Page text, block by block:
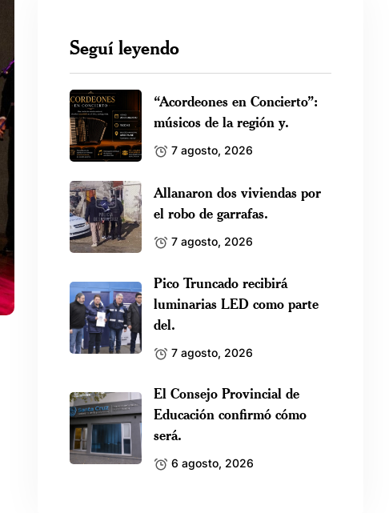
Seguí leyendo
“Acordeones en Concierto”:
músicos de la región y.
7 agosto, 2026
Allanaron dos viviendas por
el robo de garrafas.
7 agosto, 2026
Pico Truncado recibirá
luminarias LED como parte
del.
7 agosto, 2026
El Consejo Provincial de
Educación confirmó cómo
será.
6 agosto, 2026